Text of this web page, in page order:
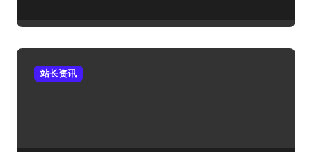
站长资讯